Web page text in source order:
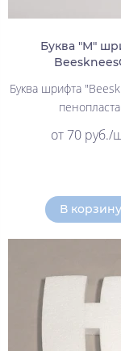
Буква "М"
Буква шрифта
пенопласта.
от 70 руб./
В корзину